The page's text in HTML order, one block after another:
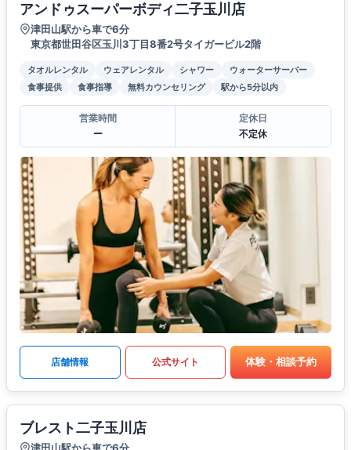
アンドゥスーパーボディ二子玉川店
津田山駅から車で6分
東京都世田谷区玉川3丁目8番2号タイガービル2階
タオルレンタル ウェアレンタル シャワー
ウォーターサーバー
食事提供
食事指導 無料カウンセリング 駅から5分以内
営業時間
ー
定休日
不定休
店舗情報 公式サイト 体験・相談予約
ブレスト二子玉川店
津田山駅から車で6分